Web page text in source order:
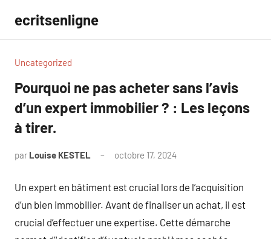
contenu
ecritsenligne
Uncategorized
Pourquoi ne pas acheter sans l’avis
d’un expert immobilier ? : Les leçons
à tirer.
par Louise KESTEL octobre 17, 2024
Un expert en bâtiment est crucial lors de l’acquisition
d’un bien immobilier. Avant de finaliser un achat, il est
crucial d’effectuer une expertise. Cette démarche